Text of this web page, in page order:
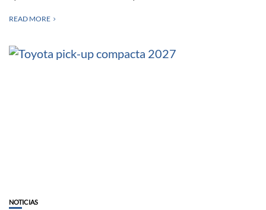
READ MORE
NOTICIAS